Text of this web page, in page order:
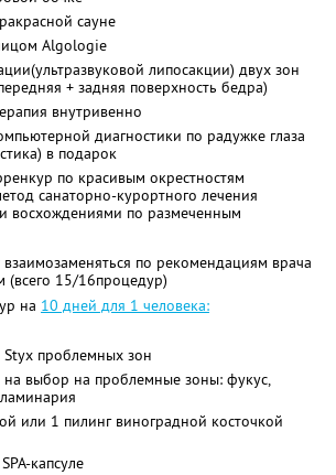
сауне
Algologie
липосакции) двух зон
+ задняя поверхность бедра)
внутривенно
диагностики по радужке глаза
в подарок
по красивым окрестностям
санаторно-курортного лечения
восхождениями по размеченным
по рекомендациям врача
(всего 15/16процедур)
на 10 дней для 1 человека:
проблемных зон
выбор на проблемные зоны: фукус,
или 1 пилинг виноградной косточкой
капсуле